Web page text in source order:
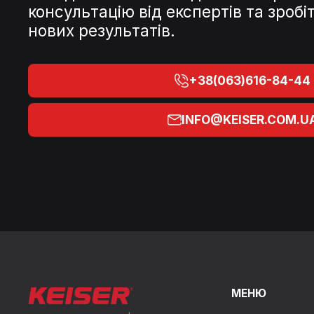
консультацію від експертів та
нових результатів.
+38(063)616-84-44
МЕНЮ